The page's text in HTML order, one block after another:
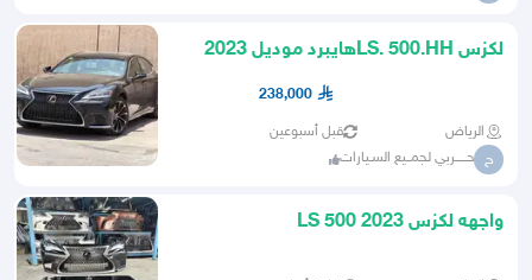
لكزس LS. 500.HHهايبرد موديل 2023
238,000
الرياض قبل أسبوعين
ح حـــــربي لجمــيع السـيارات
واجهه لكزس LS 500 2023